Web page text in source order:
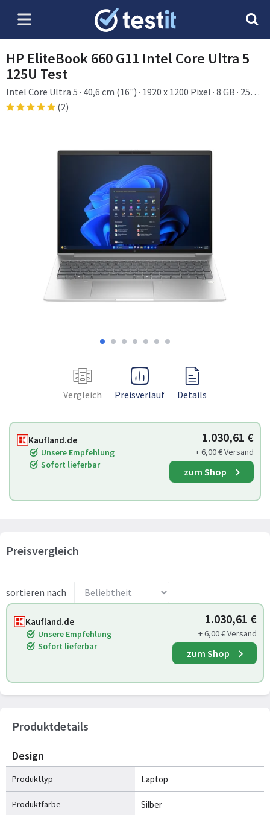
HP EliteBook 660 G11 Intel Core Ultra 5
125U Test
Intel Core Ultra 5 · 40,6 cm (16") · 1920 x 1200 Pixel · 8 GB · 256
GB · Windows 11 Pro
(2)
Vergleich Preisverlauf Details
Kaufland.de
Unsere Empfehlung
Sofort lieferbar
1.030,61 €
+ 6,00 € Versand
zum Shop
Preisvergleich
sortieren nach
Kaufland.de
Unsere Empfehlung
Sofort lieferbar
1.030,61 €
+ 6,00 € Versand
zum Shop
Produktdetails
Design
Produkttyp Laptop
Produktfarbe Silber